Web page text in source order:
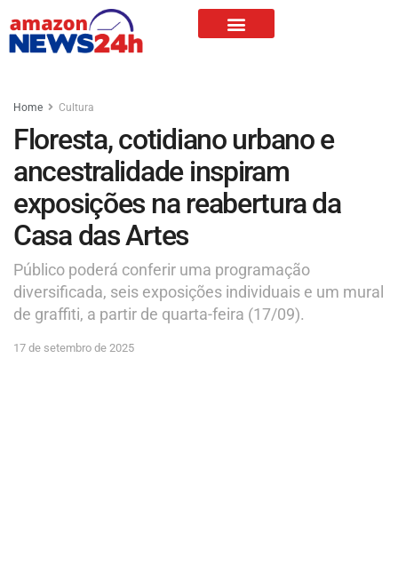
Home Cultura
Floresta, cotidiano urbano e
ancestralidade inspiram
exposições na reabertura da
Casa das Artes
Público poderá conferir uma programação
diversificada, seis exposições individuais e um mural
de graffiti, a partir de quarta-feira (17/09).
17 de setembro de 2025